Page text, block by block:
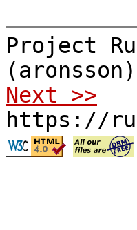
Project
(aronsson)
Next >>
https://